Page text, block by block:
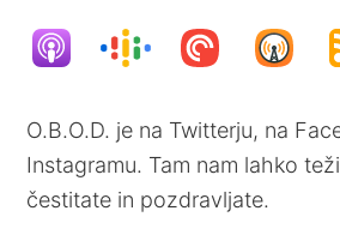
O.B.O.D. je na Twitterju, na
Instagramu. Tam nam lahko
čestitate in pozdravljate.